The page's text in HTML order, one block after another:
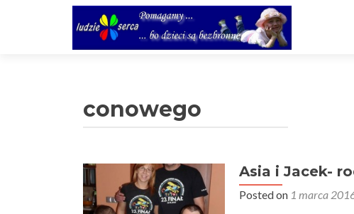
conowego
Asia i Jacek-
Posted on 1 marca